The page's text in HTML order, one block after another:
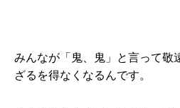
みんなが「鬼、鬼」と言って敬
ざるを得なくなるんです。